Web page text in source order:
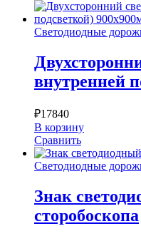
Светодиодные
внутренней
₽17840
В корзину
Сравнить
Светодиодные
Знак
сторобоскопа